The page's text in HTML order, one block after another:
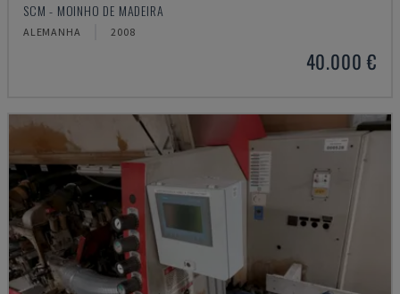
SCM - MOINHO DE MADEIRA
ALEMANHA 2008
40.000 €